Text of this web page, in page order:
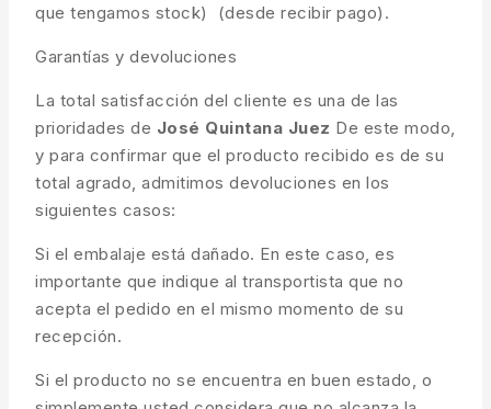
que tengamos stock) (desde recibir pago).
Garantías y devoluciones
La total satisfacción del cliente es una de las
prioridades de José Quintana Juez De este modo,
y para confirmar que el producto recibido es de su
total agrado, admitimos devoluciones en los
siguientes casos:
Si el embalaje está dañado. En este caso, es
importante que indique al transportista que no
acepta el pedido en el mismo momento de su
recepción.
Si el producto no se encuentra en buen estado, o